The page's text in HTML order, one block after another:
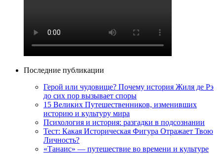
Последние публикации
Герой или чудовище? Почему история Жиля де Рэ
до сих пор вызывает споры
15 Великих Путешественников, изменивших
историю и культуру мира
Психология и история: разгадки в подсознании
Тест: Какая Историческая Фигура Отражает Твою
Личность?
«Танаис» — путешествие во времени и культуре